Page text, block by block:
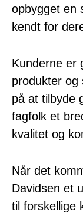
opbygget en
kendt for
Kunderne er
produkter
på at tilbyde
fagfolk et
kvalitet og
Når det
Davidsen et
til forskellige